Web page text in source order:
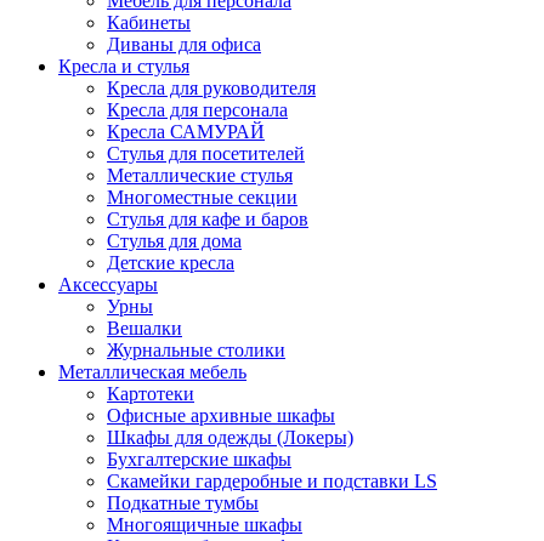
Кабинеты
Диваны для офиса
Кресла и стулья
Кресла для руководителя
Кресла для персонала
Кресла САМУРАЙ
Стулья для посетителей
Металлические стулья
Многоместные секции
Стулья для кафе и баров
Стулья для дома
Детские кресла
Аксессуары
Урны
Вешалки
Журнальные столики
Металлическая мебель
Картотеки
Офисные архивные шкафы
Шкафы для одежды (Локеры)
Бухгалтерские шкафы
Скамейки гардеробные и подставки LS
Подкатные тумбы
Многоящичные шкафы